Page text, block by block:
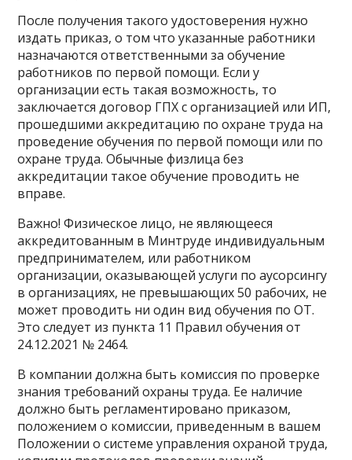
После получения такого удостоверения нужно
издать приказ, о том что указанные работники
назначаются ответственными за обучение
работников по первой помощи. Если у
организации есть такая возможность, то
заключается договор ГПХ с организацией или ИП,
прошедшими аккредитацию по охране труда на
проведение обучения по первой помощи или по
охране труда. Обычные физлица без
аккредитации такое обучение проводить не
вправе.
Важно! Физическое лицо, не являющееся
аккредитованным в Минтруде индивидуальным
предпринимателем, или работником
организации, оказывающей услуги по аусорсингу
в организациях, не превышающих 50 рабочих, не
может проводить ни один вид обучения по ОТ.
Это следует из пункта 11 Правил обучения от
24.12.2021 № 2464.
В компании должна быть комиссия по проверке
знания требований охраны труда. Ее наличие
должно быть регламентировано приказом,
положением о комиссии, приведенным в вашем
Положении о системе управления охраной труда,